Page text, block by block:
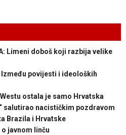
Limeni doboš koji razbija velike
Između povijesti i ideoloških
Westu ostala je samo Hrvatska
salutirao nacističkim pozdravom
Brazila i Hrvatske
o javnom linču